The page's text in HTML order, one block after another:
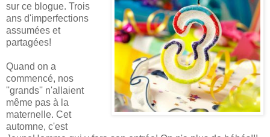
sur ce blogue. Trois
ans d'imperfections
assumées et
partagées!
Quand on a
commencé, nos
''grands'' n'allaient
même pas à la
maternelle. Cet
automne, c'est